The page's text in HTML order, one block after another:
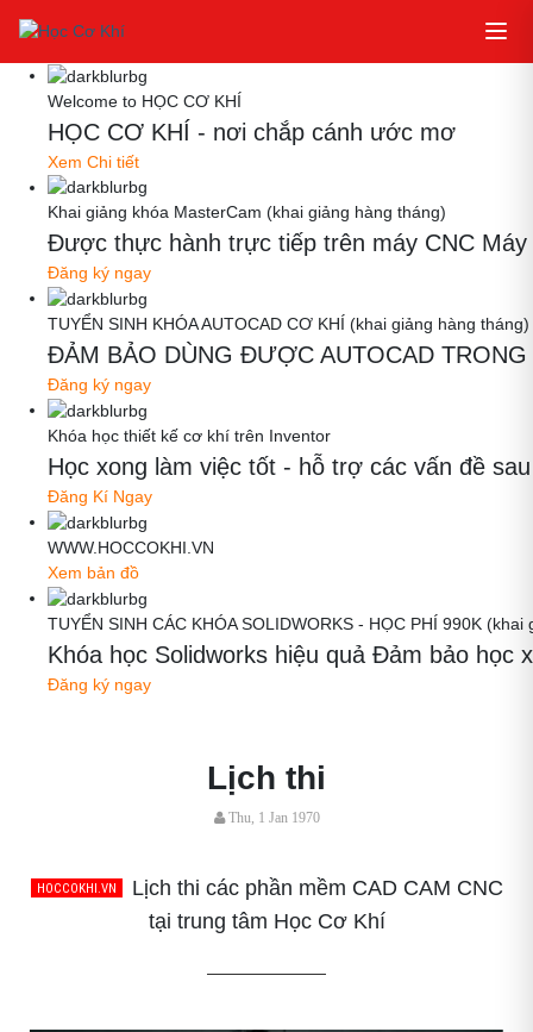
Welcome to HỌC CƠ KHÍ
HỌC CƠ KHÍ - nơi chắp cánh ước mơ
Xem Chi tiết
Khai giảng khóa MasterCam (khai giảng hàng tháng)
Được thực hành trực tiếp trên máy CNC
Đăng ký ngay
TUYỂN SINH KHÓA AUTOCAD CƠ KHÍ (khai giảng hàng tháng)
ĐẢM BẢO DÙNG ĐƯỢC AUTOCAD TRONG
Đăng ký ngay
Khóa học thiết kế cơ khí trên Inventor
Học xong làm việc tốt - hỗ trợ các vấn đề
Đăng Kí Ngay
WWW.HOCCOKHI.VN
Xem bản đồ
TUYỂN SINH CÁC KHÓA SOLIDWORKS - HỌC PHÍ 990K
Khóa học Solidworks hiệu quả Đảm bảo học
Đăng ký ngay
Lịch thi
Thu, 1 Jan 1970
Lịch thi các phần mềm CAD CAM CNC
tại trung tâm Học Cơ Khí